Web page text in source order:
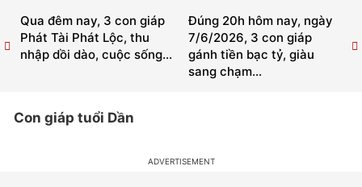
Đúng 20h hôm nay, ngày
7/6/2026, 3 con giáp
gánh tiền bạc tỷ, giàu
sang chạm...
Qua đêm nay, 3 con giáp
Phát Tài Phát Lộc, thu
nhập dồi dào, cuộc sống...
Con giáp tuổi Dần